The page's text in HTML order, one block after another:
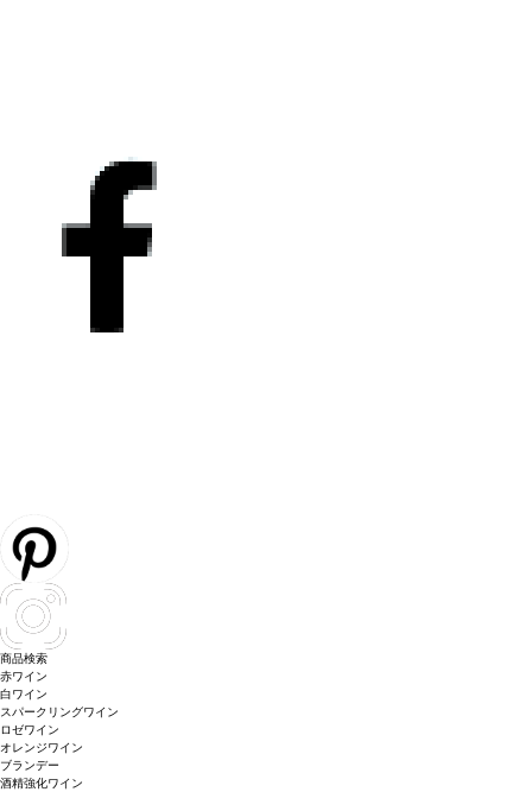
商品検索
赤ワイン
白ワイン
スパークリングワイン
ロゼワイン
オレンジワイン
ブランデー
酒精強化ワイン